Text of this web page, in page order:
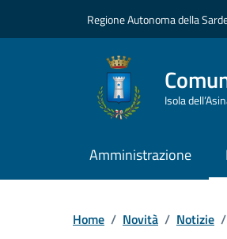
Regione Autonoma della
Isola
Amministrazione
Home / Novità / Notizie /